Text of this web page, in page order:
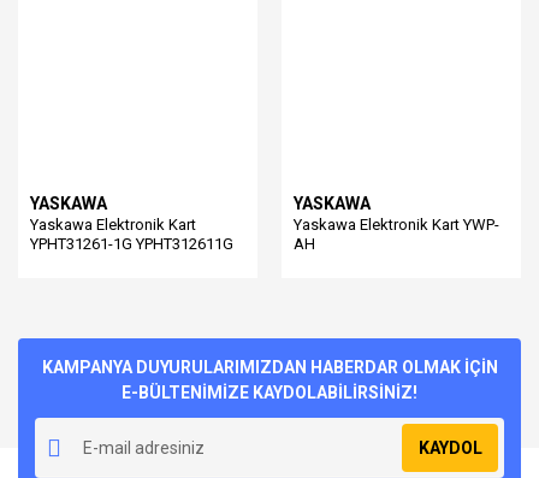
YASKAWA
Yaskawa Elektronik Kart
YPHT31261-1G YPHT312611G
YASKAWA
Yaskawa Elektronik Kart YWP-
AH
KAMPANYA DUYURULARIMIZDAN HABERDAR OLMAK İÇİN
E-BÜLTENİMİZE KAYDOLABİLİRSİNİZ!
KAYDOL